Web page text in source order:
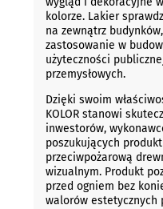
kolorze. Lakier
na zewnątrz
zastosowanie w
użyteczności
przemysłowych.
Dzięki swoim
KOLOR stanowi
inwestorów,
poszukujących
przeciwpożarową
wizualnym. Produkt
przed ogniem bez
walorów estetycznych